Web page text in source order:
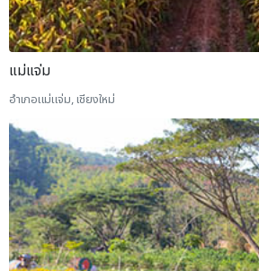
แม่แจ่ม
อำเภอแม่แจ่ม, เชียงใหม่